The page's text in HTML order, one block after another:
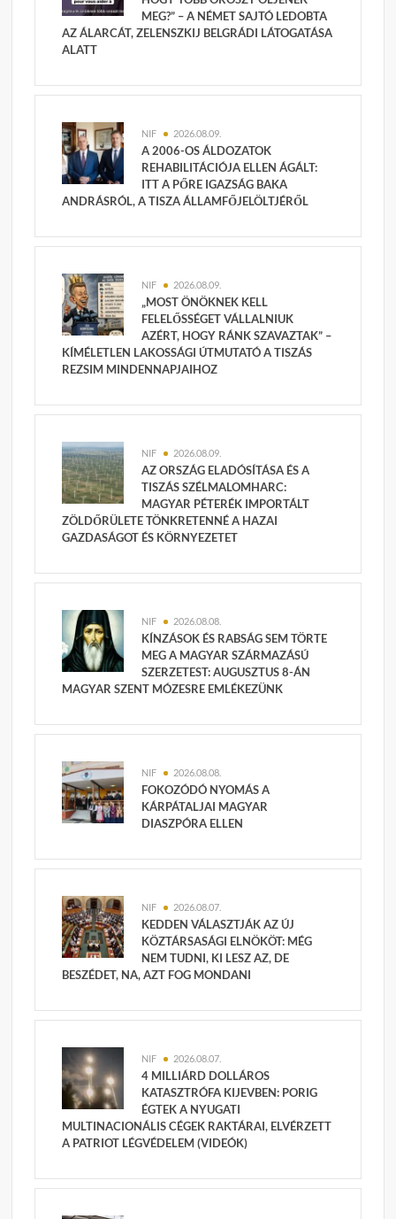
MEG?” – A NÉMET SAJTÓ LEDOBTA
AZ ÁLARCÁT, ZELENSZKIJ BELGRÁDI LÁTOGATÁSA
ALATT
NIF 2026.08.09.
A 2006-OS ÁLDOZATOK
REHABILITÁCIÓJA ELLEN ÁGÁLT:
ITT A PŐRE IGAZSÁG BAKA
ANDRÁSRÓL, A TISZA ÁLLAMFŐJELÖLTJÉRŐL
NIF 2026.08.09.
„MOST ÖNÖKNEK KELL
FELELŐSSÉGET VÁLLALNIUK
AZÉRT, HOGY RÁNK SZAVAZTAK” –
KÍMÉLETLEN LAKOSSÁGI ÚTMUTATÓ A TISZÁS
REZSIM MINDENNAPJAIHOZ
NIF 2026.08.09.
AZ ORSZÁG ELADÓSÍTÁSA ÉS A
TISZÁS SZÉLMALOMHARC:
MAGYAR PÉTERÉK IMPORTÁLT
ZÖLDŐRÜLETE TÖNKRETENNÉ A HAZAI
GAZDASÁGOT ÉS KÖRNYEZETET
NIF 2026.08.08.
KÍNZÁSOK ÉS RABSÁG SEM TÖRTE
MEG A MAGYAR SZÁRMAZÁSÚ
SZERZETEST: AUGUSZTUS 8-ÁN
MAGYAR SZENT MÓZESRE EMLÉKEZÜNK
NIF 2026.08.08.
FOKOZÓDÓ NYOMÁS A
KÁRPÁTALJAI MAGYAR
DIASZPÓRA ELLEN
NIF 2026.08.07.
KEDDEN VÁLASZTJÁK AZ ÚJ
KÖZTÁRSASÁGI ELNÖKÖT: MÉG
NEM TUDNI, KI LESZ AZ, DE
BESZÉDET, NA, AZT FOG MONDANI
NIF 2026.08.07.
4 MILLIÁRD DOLLÁROS
KATASZTRÓFA KIJEVBEN: PORIG
ÉGTEK A NYUGATI
MULTINACIONÁLIS CÉGEK RAKTÁRAI, ELVÉRZETT
A PATRIOT LÉGVÉDELEM (VIDEÓK)